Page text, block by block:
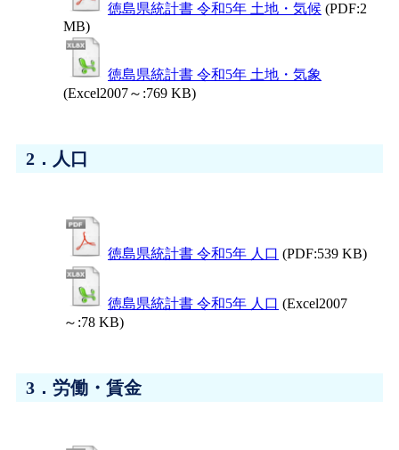
徳島県統計書 令和5年 土地・気候 (PDF:2
MB)
徳島県統計書 令和5年 土地・気象
(Excel2007～:769 KB)
2．人口
徳島県統計書 令和5年 人口 (PDF:539 KB)
徳島県統計書 令和5年 人口 (Excel2007
～:78 KB)
3．労働・賃金